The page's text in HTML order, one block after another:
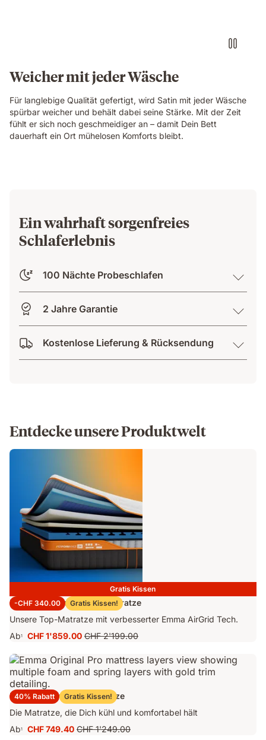
Weicher mit jeder Wäsche
Für langlebige Qualität gefertigt, wird Satin mit jeder Wäsche
spürbar weicher und behält dabei seine Stärke. Mit der Zeit
fühlt er sich noch geschmeidiger an – damit Dein Bett
dauerhaft ein Ort mühelosen Komforts bleibt.
Ein wahrhaft sorgenfreies
Schlaferlebnis
100 Nächte Probeschlafen
2 Jahre Garantie
Kostenlose Lieferung & Rücksendung
Entdecke unsere Produktwelt
Gratis Kissen
-CHF 340.00
Gratis Kissen!
Emma Performance 26 Matratze
Unsere Top-Matratze mit verbesserter Emma AirGrid Tech.
Ab1
Preis
CHF 1'859.00 Ursprünglicher
CHF 2'199.00
CHF 2'199.00
40% Rabatt Gratis Kissen!
Emma Original Pro Matratze
Die Matratze, die Dich kühl und komfortabel hält
Ab1
Preis
CHF 749.40 Ursprünglicher
CHF 1'249.00